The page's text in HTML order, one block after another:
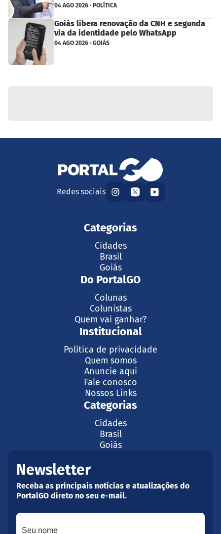
04 AGO 2026 · POLÍTICA
Goiás libera renovação da CNH e segunda
via da identidade pelo WhatsApp
04 AGO 2026 · GOIÁS
Redes sociais
Categorias
Cidades
Brasil
Goiás
Do PortalGO
Colunas
Colunistas
Quem vai ganhar?
Institucional
Política de privacidade
Quem somos
Anuncie aqui
Fale conosco
Nossos Links
Categorias
Cidades
Brasil
Goiás
Newsletter
Receba as principais notícias e atualizações do
PortalGO direto no seu e-mail.
Seu nome